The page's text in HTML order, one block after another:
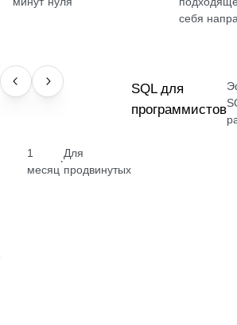
себя
НАВЫК
1
месяц
·
Для
продвинутых
SQL для
программистов